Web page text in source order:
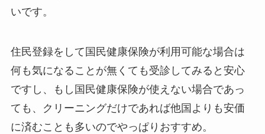
いです。
住民登録をして国民健康保険が利用可能な場合は
何も気になることが無くても受診してみると安心
ですし、もし国民健康保険が使えない場合であっ
ても、クリーニングだけであれば他国よりも安価
に済むことも多いのでやっぱりおすすめ。